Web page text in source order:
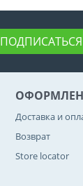
ПОДПИСАТЬСЯ
Доставка и
Возврат
Store locator